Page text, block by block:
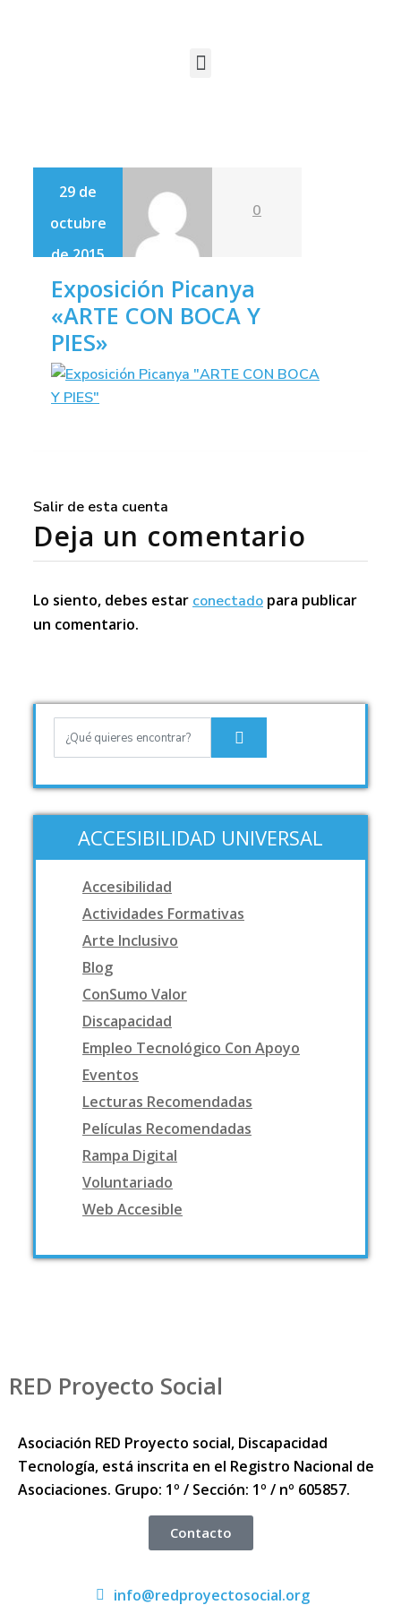
29 de
octubre
de 2015
0
Exposición Picanya
«ARTE CON BOCA Y
PIES»
Salir de esta cuenta
Deja un comentario
Lo siento, debes estar conectado para publicar
un comentario.
ACCESIBILIDAD UNIVERSAL
Accesibilidad
Actividades Formativas
Arte Inclusivo
Blog
ConSumo Valor
Discapacidad
Empleo Tecnológico Con Apoyo
Eventos
Lecturas Recomendadas
Películas Recomendadas
Rampa Digital
Voluntariado
Web Accesible
RED Proyecto Social
Asociación RED Proyecto social, Discapacidad
Tecnología, está inscrita en el Registro Nacional de
Asociaciones. Grupo: 1º / Sección: 1º / nº 605857.
Contacto
info@redproyectosocial.org